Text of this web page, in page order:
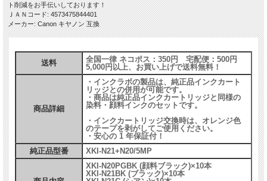
ト削減をお手伝いしております！
ＪＡＮコード: 4573475844401
メーカー: Canon キヤノン 互換
送料
全国一律 ネコポス：350円 宅配便：500円
5,000円以上、お買い上げで送料無料！
商品詳細
・インクラボの製品は、純正品インクカート
リッジとの併用が可能です。
・商品は純正品インクカートリッジと同様の
染料・顔料インクのセットです。
・インクカートリッジ交換時は、オレンジ色
のテープを剥がしてご使用ください。
・安心の 1 年保証付！
純正品型番
XKI-N21+N20/5MP
XKI-N20PGBK (顔料ブラック)×10本
XKI-N21BK (ブラック)×10本